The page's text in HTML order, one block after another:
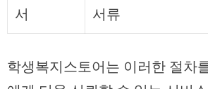
서
서류
학생복지스토어는 이러한 절차